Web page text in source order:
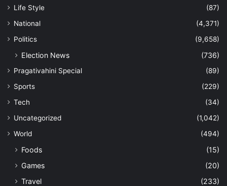
Life Style
(87)
National
(4,371)
Politics
(9,658)
Election News (736)
Pragativahini Special
(89)
Sports
(229)
Tech
(34)
Uncategorized
(1,042)
World
(494)
Foods
(15)
Games
(20)
Travel
(233)